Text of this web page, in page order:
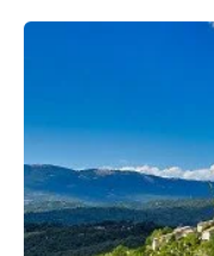
Nieuwsbrief
Vragen &
Feedback